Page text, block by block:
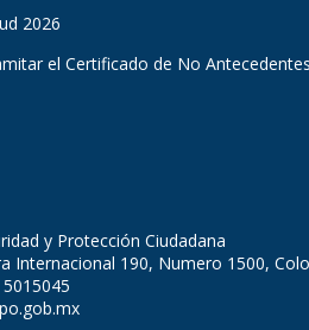
2026
el Certificado de No
y Protección Ciudadana
Internacional 190, Numero 1500,